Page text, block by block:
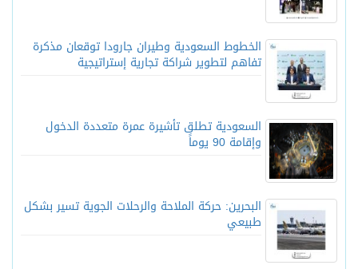
الخطوط السعودية وطيران جارودا توقعان مذكرة
تفاهم لتطوير شراكة تجارية إستراتيجية
السعودية تطلق تأشيرة عمرة متعددة الدخول
وإقامة 90 يوماً
البحرين: حركة الملاحة والرحلات الجوية تسير بشكل
طبيعي